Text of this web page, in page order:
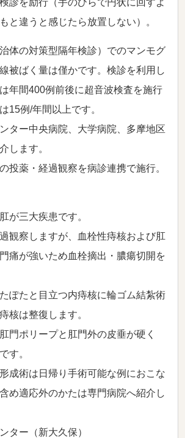
と違うと感じたら放置しない）。
体の対策型隔年検診）でのマンモグ
被ばく量は僅かです。検診を利用し
年間400例前後に超音波検査を施行
15例/年間以上です。
ター中央病院、大学病院、多摩地区
します。
投薬・経過観察を病診連携で施行。
が三大疾患です。
観察しますが、血栓性痔核および肛
痛が強いため血栓摘出・膿瘍切開を
ぽたと目立つ内痔核に輪ゴム結紮術
核は整復します。
門ポリープと肛門外の皮垂が硬く
す。
成術は日帰り手術可能な例におこな
め適応外のかたは専門病院へ紹介し
ター（新大久保）